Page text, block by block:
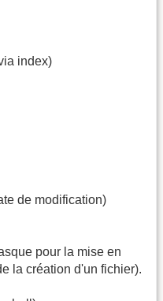
index)
de modification)
pour la mise en
la création d'un fichier).